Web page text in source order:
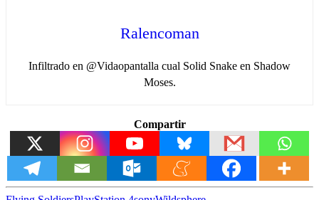
Ralencoman
Infiltrado en @Vidaopantalla cual Solid Snake en Shadow
Moses.
Compartir